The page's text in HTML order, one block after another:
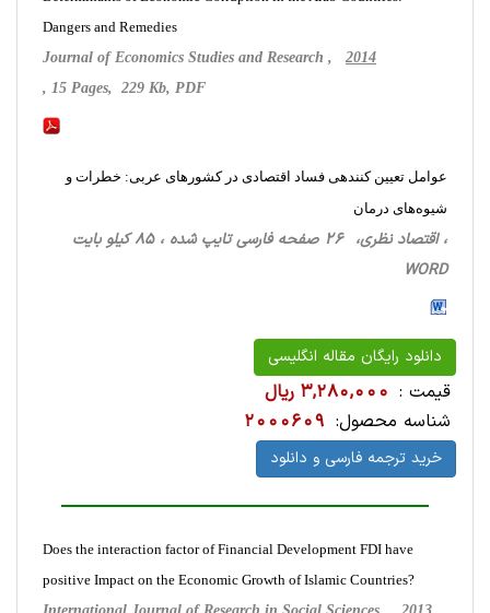
Dangers and Remedies
Journal of Economics Studies and Research , 2014
, 15 Pages, 229 Kb, PDF
عوامل تعیین کننده‎ی فساد اقتصادی در کشورهای عربی: خطرات و
شیوه‌های درمان
، اقتصاد نظری، 26 صفحه فارسی تایپ شده ، 85 کیلو بایت
WORD
دانلود رایگان مقاله انگلیسی
قیمت : 3,280,000 ریال
شناسه محصول: 2000609
خرید ترجمه فارسی و دانلود
Does the interaction factor of Financial Development FDI have
positive Impact on the Economic Growth of Islamic Countries?